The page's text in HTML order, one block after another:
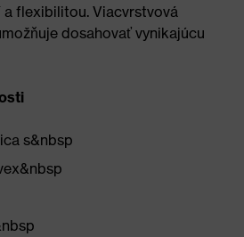
flexibilitou. Viacvrstvová
dosahovať vynikajúcu
s&nbsp